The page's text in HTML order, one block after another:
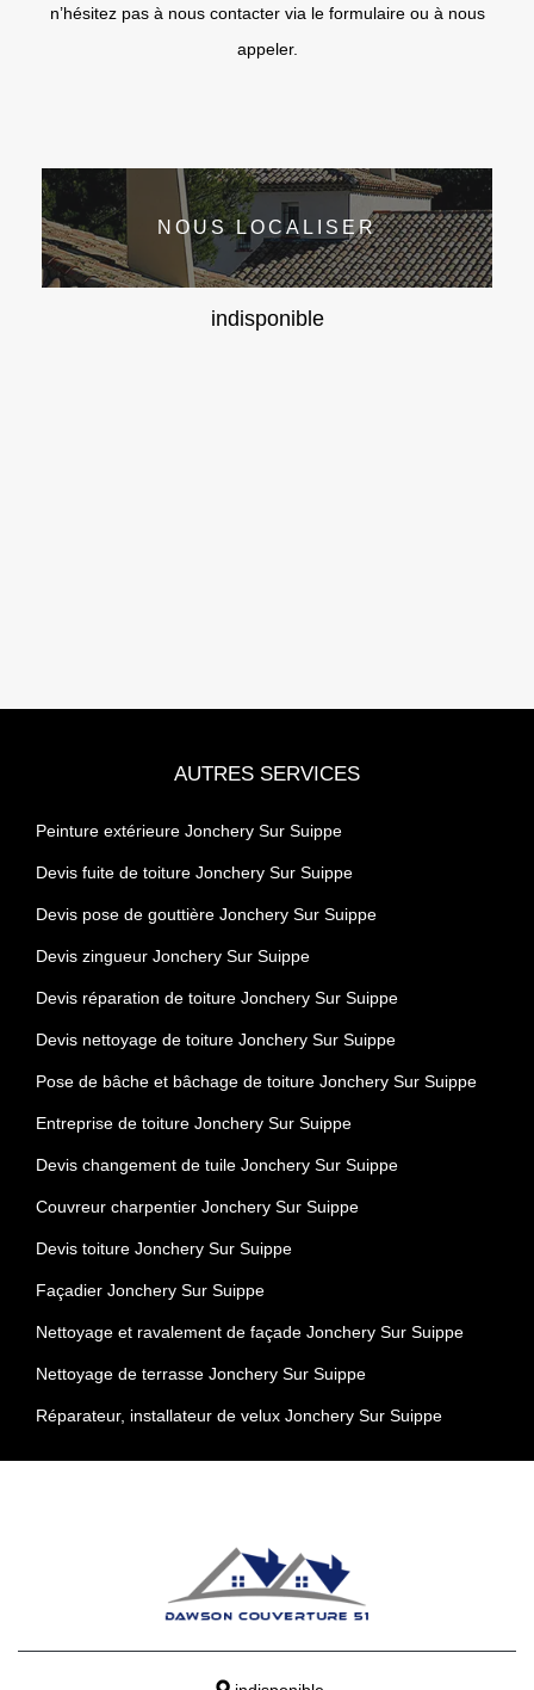
n’hésitez pas à nous contacter via le formulaire ou à nous
appeler.
NOUS LOCALISER
indisponible
AUTRES SERVICES
Peinture extérieure Jonchery Sur Suippe
Devis fuite de toiture Jonchery Sur Suippe
Devis pose de gouttière Jonchery Sur Suippe
Devis zingueur Jonchery Sur Suippe
Devis réparation de toiture Jonchery Sur Suippe
Devis nettoyage de toiture Jonchery Sur Suippe
Pose de bâche et bâchage de toiture Jonchery Sur Suippe
Entreprise de toiture Jonchery Sur Suippe
Devis changement de tuile Jonchery Sur Suippe
Couvreur charpentier Jonchery Sur Suippe
Devis toiture Jonchery Sur Suippe
Façadier Jonchery Sur Suippe
Nettoyage et ravalement de façade Jonchery Sur Suippe
Nettoyage de terrasse Jonchery Sur Suippe
Réparateur, installateur de velux Jonchery Sur Suippe